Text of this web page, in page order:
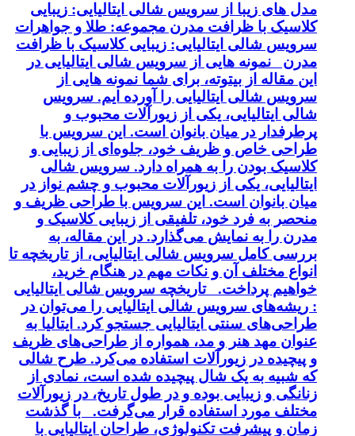
مدل های زیبا از سرویس شالی ایتالیایی: زیبایی
کلاسیک با ظرافت مدرن مجموعه: طلا و جواهرات
سرویس شالی ایتالیایی: زیبایی کلاسیک با ظرافت
مدرن نمونه هایی از سرویس شالی ایتالیایی در
این مقاله از بیتوته، برای شما نمونه هایی از
سرویس شالی ایتالیایی را آورده ایم. سرویس
شالی ایتالیایی، یکی از زیورآلات محبوب و
پرطرفدار در میان بانوان است. این سرویس با
طراحی خاص و ظریف خود، جلوه‌ای از زیبایی و
کلاسیک بودن را به همراه دارد. سرویس شالی
ایتالیایی، یکی از زیورآلات محبوب و چشم نواز در
میان بانوان است. این سرویس با طراحی ظریف و
منحصر به فرد خود، تلفیقی از زیبایی کلاسیک و
مدرن را به نمایش می‌گذارد. در این مقاله، به
بررسی کامل سرویس شالی ایتالیایی، از تاریخچه تا
انواع مختلف آن و نکات مهم در هنگام خرید،
خواهیم پرداخت. تاریخچه سرویس شالی ایتالیایی
: ریشه‌های سرویس شالی ایتالیایی را می‌توان در
طراحی‌های سنتی ایتالیایی جستجو کرد. ایتالیا به
عنوان مهد هنر و مد، همواره از طراحی‌های ظریف
و پیچیده در زیورآلات استفاده می‌کرد. طرح شالی
که شبیه به یک شال پیچیده شده است، نمادی از
زنانگی و زیبایی بوده و در طول تاریخ، در زیورآلات
مختلف مورد استفاده قرار می‌گرفت. با گذشت
زمان و پیشرفت تکنولوژی، طراحان ایتالیایی با